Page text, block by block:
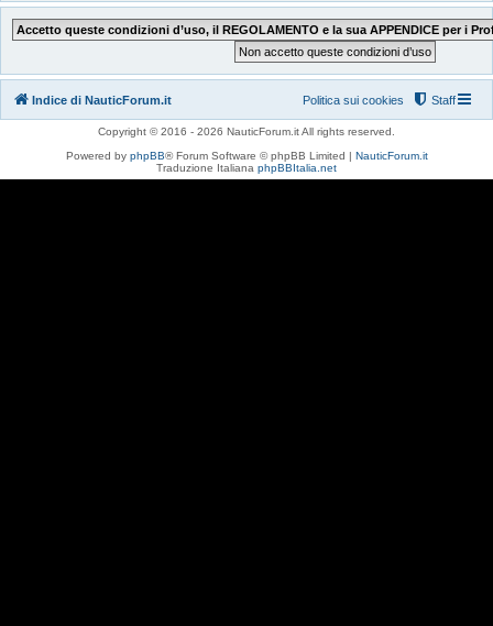
Indice di NauticForum.it Staff
Politica sui cookies
Copyright © 2016 - 2026 NauticForum.it All rights reserved.
Powered by phpBB® Forum Software © phpBB Limited | NauticForum.it
Traduzione Italiana phpBBItalia.net